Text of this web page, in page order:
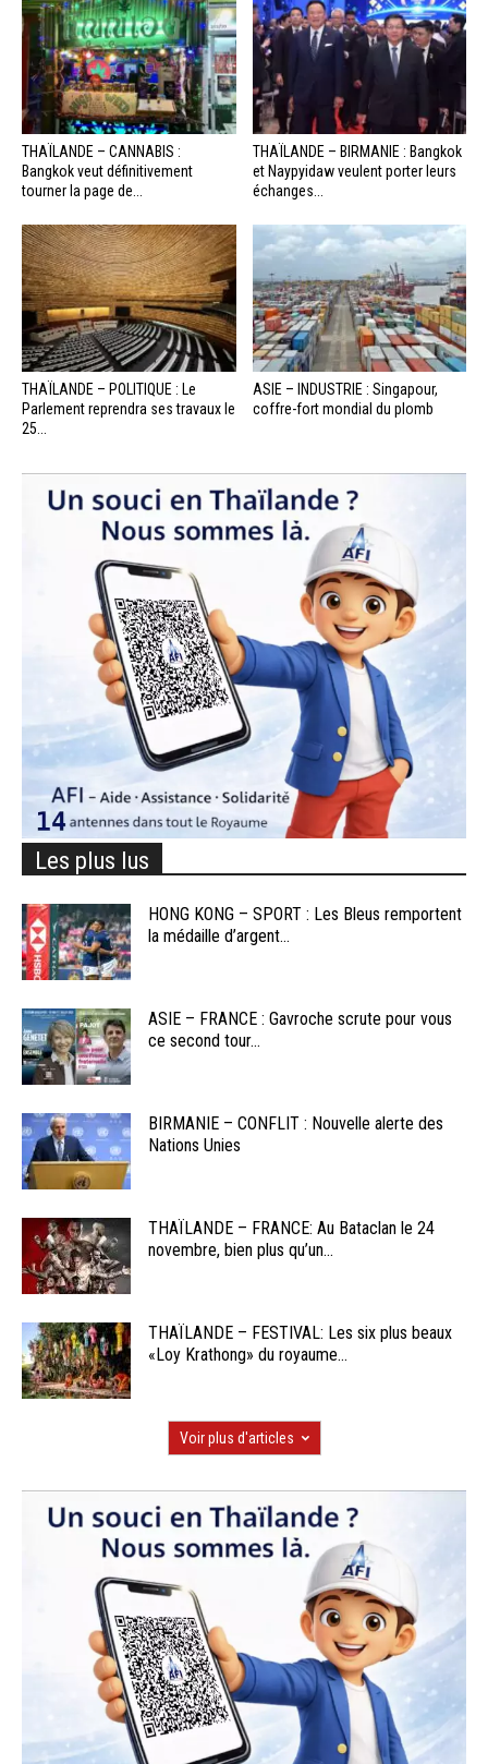
THAÏLANDE – CANNABIS :
Bangkok veut définitivement
tourner la page de...
THAÏLANDE – BIRMANIE : Bangkok
et Naypyidaw veulent porter leurs
échanges...
THAÏLANDE – POLITIQUE : Le
Parlement reprendra ses travaux le
25...
ASIE – INDUSTRIE : Singapour,
coffre-fort mondial du plomb
Les plus lus
HONG KONG – SPORT : Les Bleus remportent
la médaille d’argent...
ASIE – FRANCE : Gavroche scrute pour vous
ce second tour...
BIRMANIE – CONFLIT : Nouvelle alerte des
Nations Unies
THAÏLANDE – FRANCE: Au Bataclan le 24
novembre, bien plus qu’un...
THAÏLANDE – FESTIVAL: Les six plus beaux
«Loy Krathong» du royaume...
Voir plus d'articles